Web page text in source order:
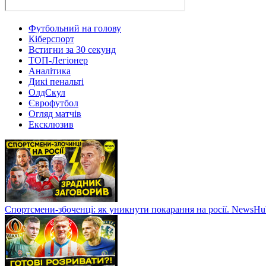
Футбольний на голову
Кіберспорт
Встигни за 30 секунд
ТОП-Легіонер
Аналітика
Дикі пенальті
ОлдСкул
Єврофутбол
Огляд матчів
Ексклюзив
Спортсмени-збоченці: як уникнути покарання на росії.